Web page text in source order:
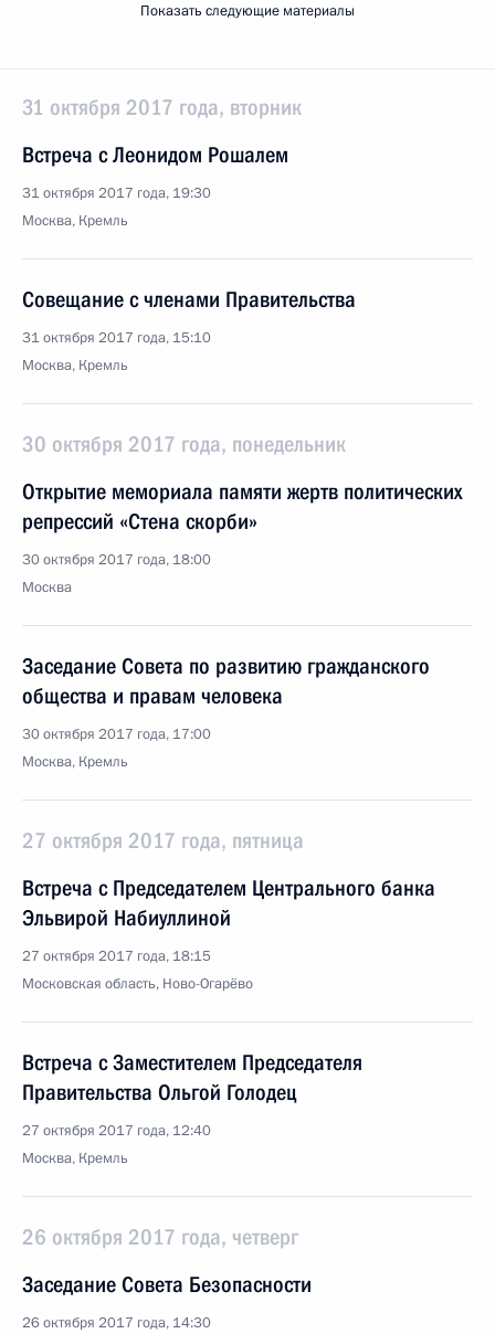
Показать следующие материалы
31 октября 2017 года, вторник
Встреча с Леонидом Рошалем
31 октября 2017 года, 19:30
Москва, Кремль
Совещание с членами Правительства
31 октября 2017 года, 15:10
Москва, Кремль
30 октября 2017 года, понедельник
Открытие мемориала памяти жертв политических
репрессий «Стена скорби»
30 октября 2017 года, 18:00
Москва
Заседание Совета по развитию гражданского
общества и правам человека
30 октября 2017 года, 17:00
Москва, Кремль
27 октября 2017 года, пятница
Встреча с Председателем Центрального банка
Эльвирой Набиуллиной
27 октября 2017 года, 18:15
Московская область, Ново-Огарёво
Встреча с Заместителем Председателя
Правительства Ольгой Голодец
27 октября 2017 года, 12:40
Москва, Кремль
26 октября 2017 года, четверг
Заседание Совета Безопасности
26 октября 2017 года, 14:30